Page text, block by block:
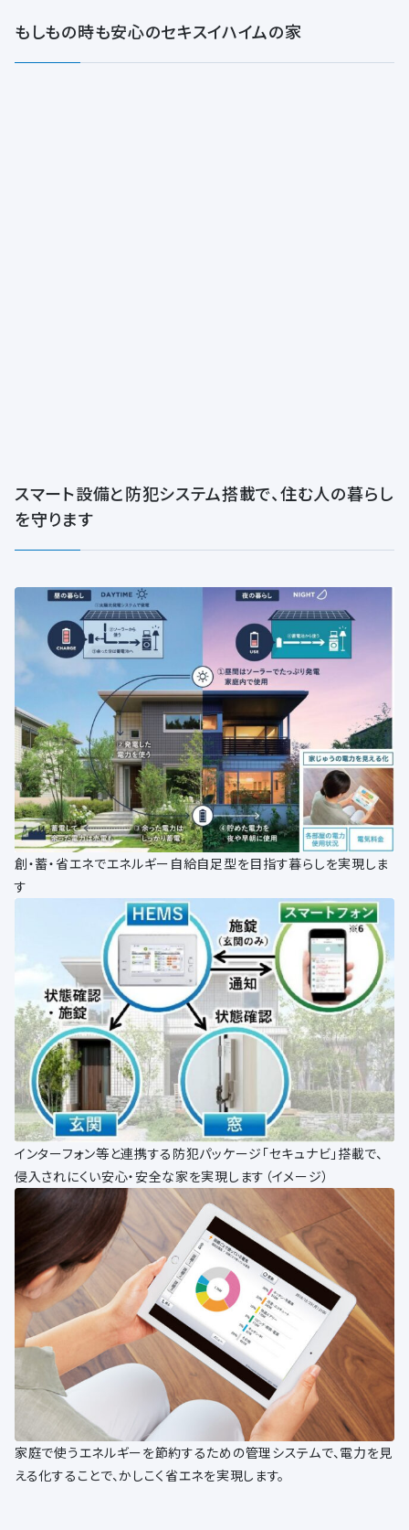
もしもの時も安心のセキスイハイムの家
スマート設備と防犯システム搭載で、住む人の暮らし
を守ります
創・蓄・省エネでエネルギー自給自足型を目指す暮らしを実現しま
す
インターフォン等と連携する防犯パッケージ「セキュナビ」搭載で、
侵入されにくい安心・安全な家を実現します（イメージ）
家庭で使うエネルギーを節約するための管理システムで、電力を見
える化することで、かしこく省エネを実現します。